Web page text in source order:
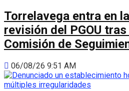
Torrelavega entra en
revisión del PGOU
Comisión de
06/08/26 9:51 AM